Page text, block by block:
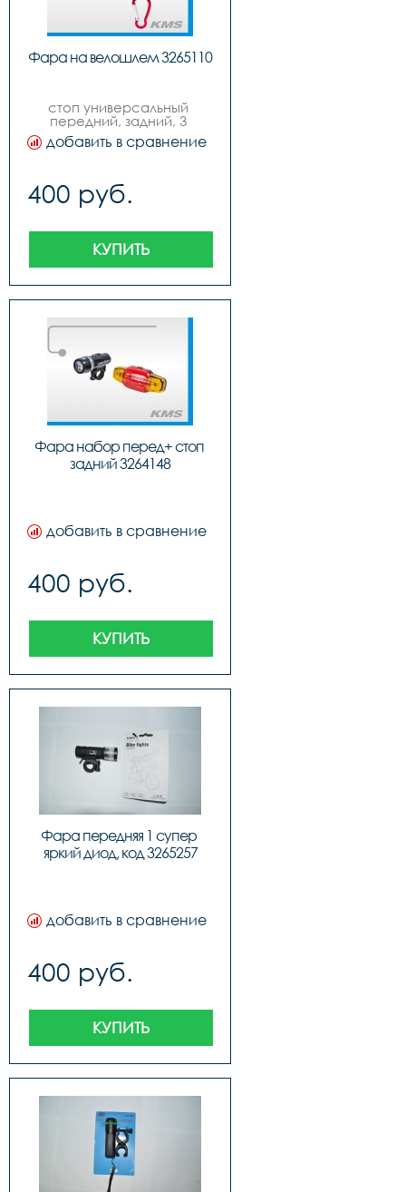
Фара на велошлем 3265110
стоп универсальный
передний, задний, 3
диода, один большой диод
выполняет функцию
выполняют функцию
заднего габарита.
добавить в сравнение
400 руб.
КУПИТЬ
Фара набор перед+ стоп
задний 3264148
добавить в сравнение
400 руб.
КУПИТЬ
Фара передняя 1 супер
яркий диод, код 3265257
добавить в сравнение
400 руб.
КУПИТЬ